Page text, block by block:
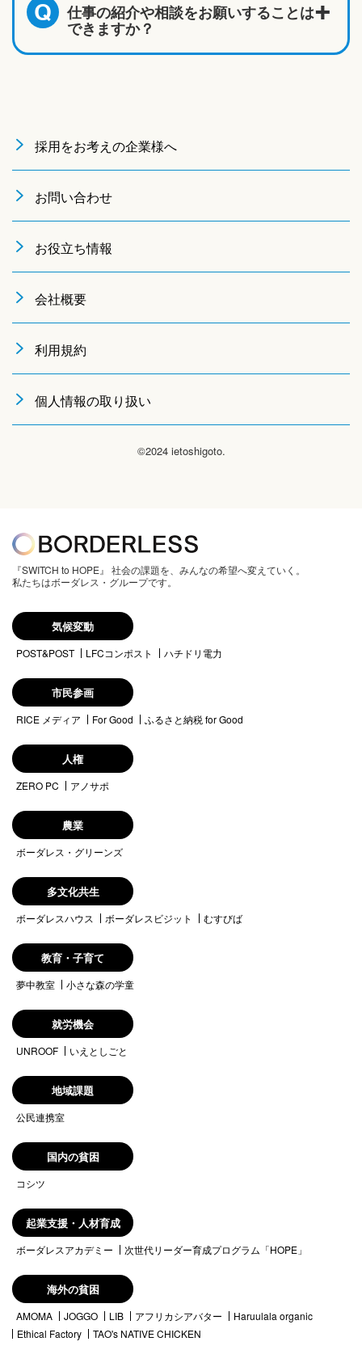
Q 仕事の紹介や相談をお願いすることは
できますか？
採用をお考えの企業様へ
お問い合わせ
お役立ち情報
会社概要
利用規約
個人情報の取り扱い
©2024 ietoshigoto.
『SWITCH to HOPE』 社会の課題を、みんなの希望へ変えていく。
私たちはボーダレス・グループです。
気候変動
POST&POST LFCコンポスト ハチドリ電力
市民参画
RICE メディア For Good ふるさと納税 for Good
人権
ZERO PC アノサポ
農業
ボーダレス・グリーンズ
多文化共生
ボーダレスハウス ボーダレスビジット むすびば
教育・子育て
夢中教室 小さな森の学童
就労機会
UNROOF いえとしごと
地域課題
公民連携室
国内の貧困
コシツ
起業支援・人材育成
ボーダレスアカデミー 次世代リーダー育成プログラム「HOPE」
海外の貧困
AMOMA JOGGO LIB アフリカシアバター
Haruulala organic
Ethical Factory
TAO's NATIVE CHICKEN